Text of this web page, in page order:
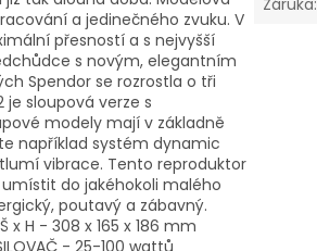
a jedinečného zvuku. V
přesností a s nejvyšší
s novým, elegantním
Spendor se rozrostla o tři
je sloupová verze s
modely mají v základně
například systém dynamic
vibrace. Tento reproduktor
do jakéhokoli malého
poutavý a zábavný.
H - 308 x 165 x 186 mm
Záruka: